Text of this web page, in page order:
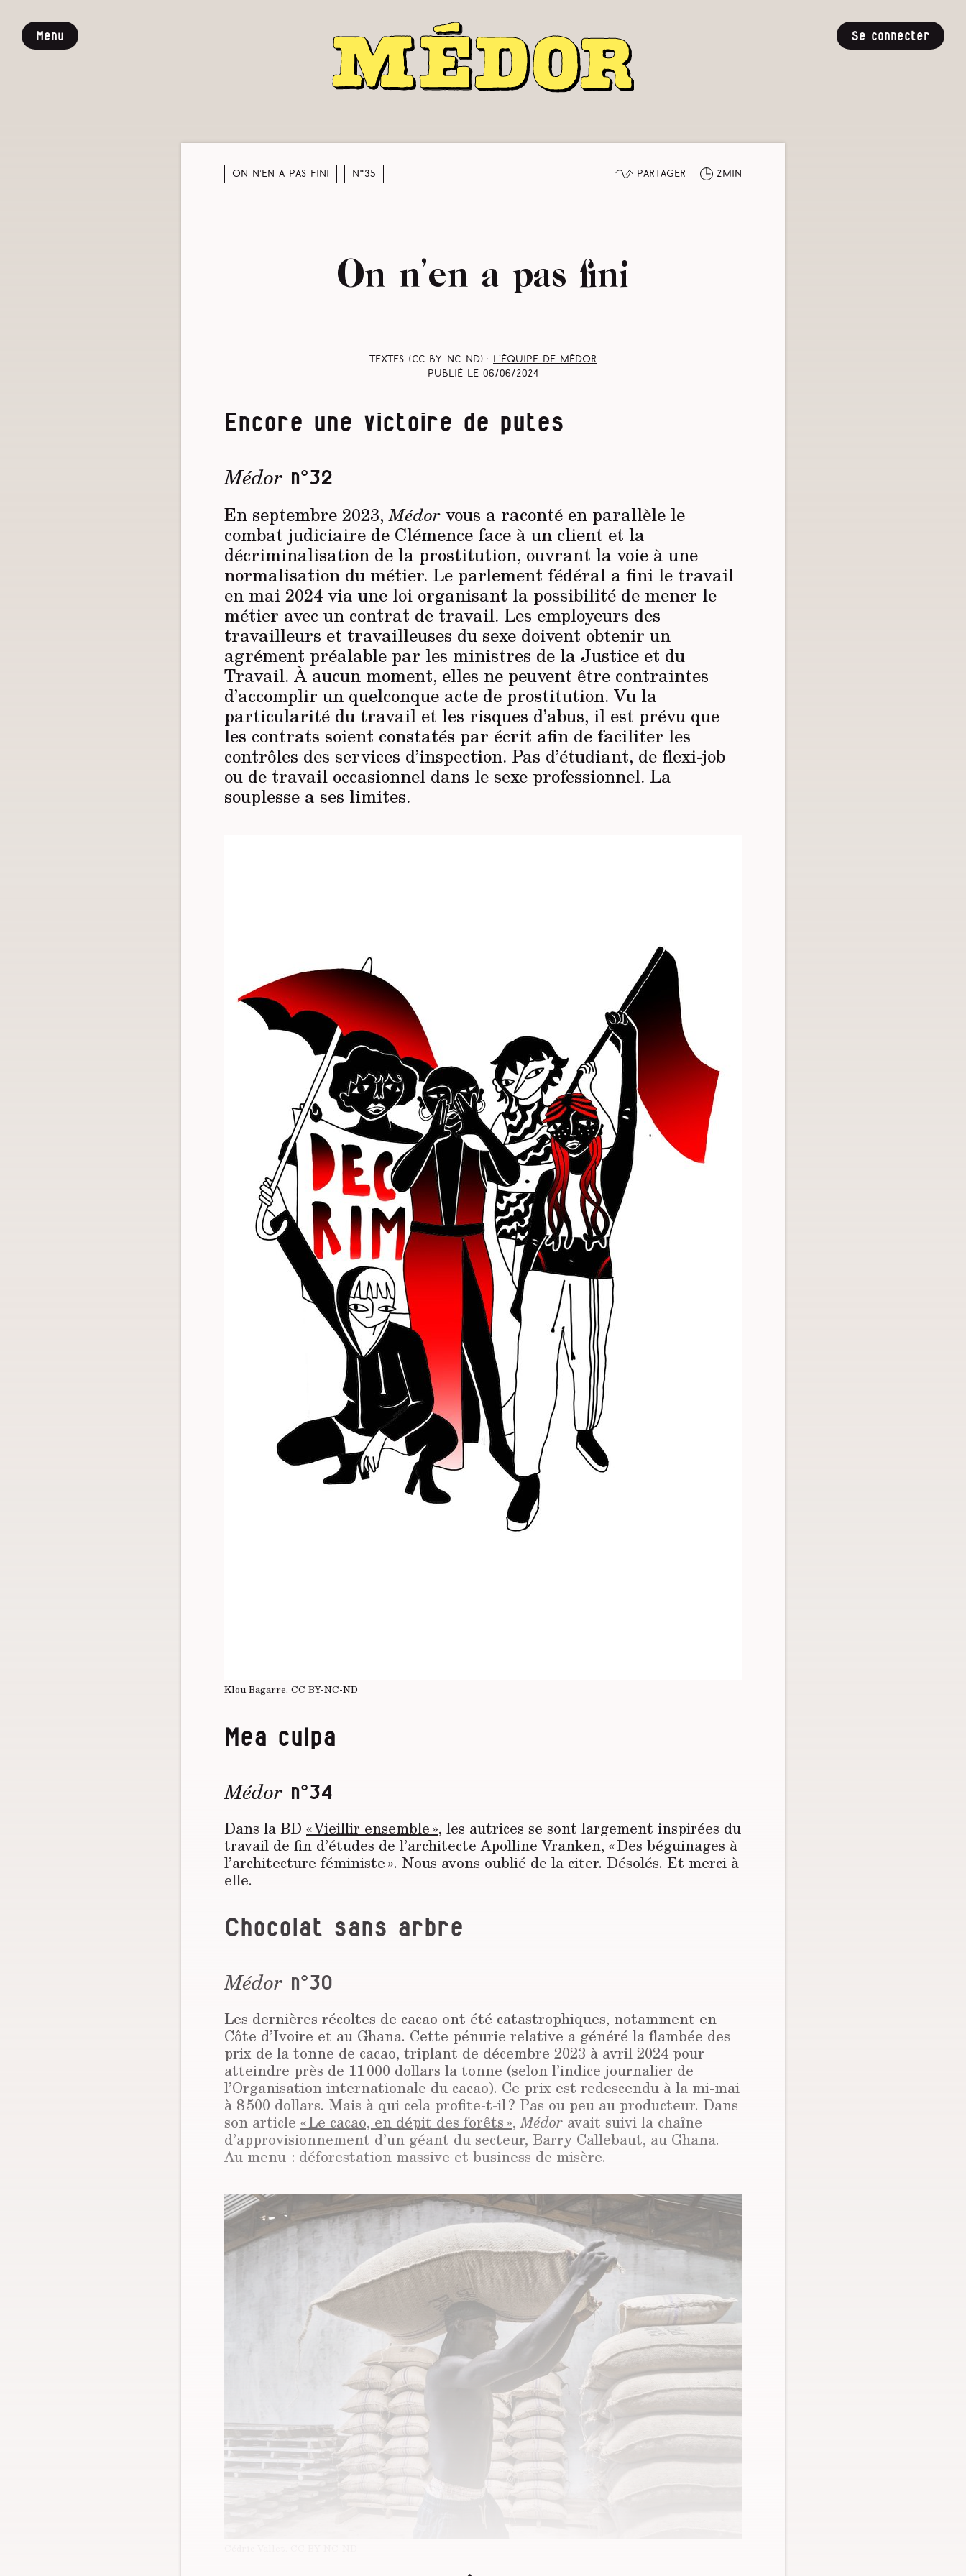
Menu Se connecter
On n’en a pas fini N°35 Partager 2min
On n’en a pas fini
Textes (CC BY-NC-ND) : L’équipe de Médor
Publié le 06/06/2024
Encore une victoire de putes
Médor n°32
En septembre 2023,Médor vous a raconté en parallèle le
combat judiciaire de Clémence face à un client et la
décriminalisation de la prostitution, ouvrant la voie à une
normalisation du métier. Le parlement fédéral a fini le travail
en mai 2024 via une loi organisant la possibilité de mener le
métier avec un contrat de travail. Les employeurs des
travailleurs et travailleuses du sexe doivent obtenir un
agrément préalable par les ministres de la Justice et du
Travail. À aucun moment, elles ne peuvent être contraintes
d’accomplir un quelconque acte de prostitution. Vu la
particularité du travail et les risques d’abus, il est prévu que
les contrats soient constatés par écrit afin de faciliter les
contrôles des services d’inspection. Pas d’étudiant, de flexi-job
ou de travail occasionnel dans le sexe professionnel. La
souplesse a ses limites.
Klou Bagarre. CC BY-NC-ND
Mea culpa
Médor n°34
Dans la BD « Vieillir ensemble », les autrices se sont largement inspirées du
travail de fin d’études de l’architecte Apolline Vranken, « Des béguinages à
l’architecture féministe ». Nous avons oublié de la citer. Désolés. Et merci à
elle.
Chocolat sans arbre
Médor n°30
Les dernières récoltes de cacao ont été catastrophiques, notamment en
Côte d’Ivoire et au Ghana. Cette pénurie relative a généré la flambée des
prix de la tonne de cacao, triplant de décembre 2023 à avril 2024 pour
atteindre près de 11 000 dollars la tonne (selon l’indice journalier de
l’Organisation internationale du cacao). Ce prix est redescendu à la mi-mai
à 8 500 dollars. Mais à qui cela profite-t-il ? Pas ou peu au producteur. Dans
son article « Le cacao, en dépit des forêts »,Médor avait suivi la chaîne
d’approvisionnement d’un géant du secteur, Barry Callebaut, au Ghana.
Au menu : déforestation massive et business de misère.